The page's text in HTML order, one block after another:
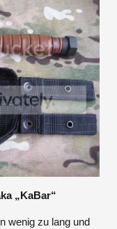
„KaBar“
wenig zu lang und